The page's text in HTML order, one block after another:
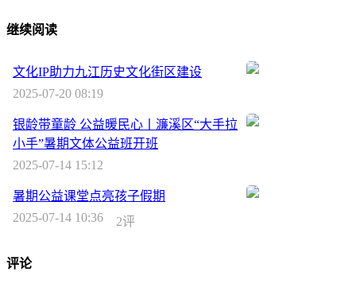
继续阅读
文化IP助力九江历史文化街区建设
2025-07-20 08:19
银龄带童龄 公益暖民心丨濂溪区“大手拉
小手”暑期文体公益班开班
2025-07-14 15:12
暑期公益课堂点亮孩子假期
2025-07-14 10:36
2评
评论